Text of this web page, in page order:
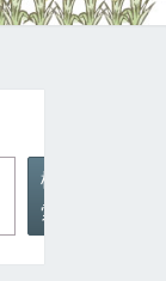
検
索